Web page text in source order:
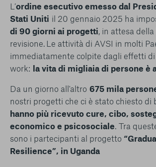
L’ordine esecutivo emesso dal
Stati Uniti il 20 gennaio 2025 ha
di 90 giorni ai progetti , in attesa
revisione. Le attività di AVSI in molti
immediatamente colpite dagli effetti
work: la vita di migliaia di persone è
Da un giorno all'altro 675 mila
nostri progetti che ci è stato chiesto di
hanno più ricevuto cure, cibo,
economico e psicosociale . Tra
sono i partecipanti al progetto
Resilience”, in Uganda